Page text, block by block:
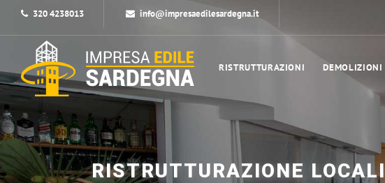
320 4238013 info@impresaedilesardegna.it
RISTRUTTURAZIONI DEMOLIZIONI
RISTRUTTURAZIONE